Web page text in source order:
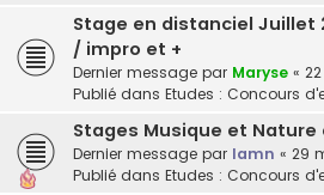
Stage en distanciel Juillet
/ impro et +
Dernier message par Maryse «
Publié dans Etudes : Concours
Stages Musique et Nature
Dernier message par lamn « 29
Publié dans Etudes : Concours